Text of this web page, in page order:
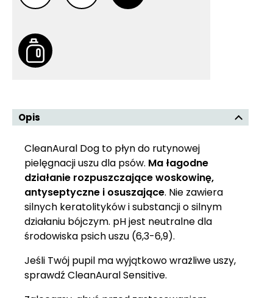
Opis
CleanAural Dog to płyn do rutynowej
pielęgnacji uszu dla psów. Ma łagodne
działanie rozpuszczające woskowinę,
antyseptyczne i osuszające. Nie zawiera
silnych keratolityków i substancji o silnym
działaniu bójczym. pH jest neutralne dla
środowiska psich uszu (6,3-6,9).
Jeśli Twój pupil ma wyjątkowo wrażliwe uszy,
sprawdź CleanAural Sensitive.